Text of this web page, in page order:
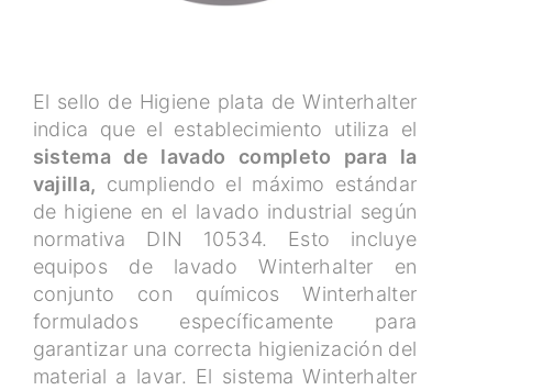
El sello de Higiene plata de Winterhalter
indica que el establecimiento utiliza el
sistema de lavado completo para la
vajilla, cumpliendo el máximo estándar
de higiene en el lavado industrial según
normativa DIN 10534. Esto incluye
equipos de lavado Winterhalter en
conjunto con químicos Winterhalter
formulados específicamente para
garantizar una correcta higienización del
material a lavar. El sistema Winterhalter